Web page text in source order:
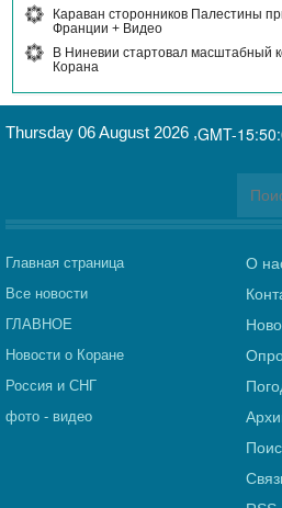
Караван сторонников Палестины
Франции + Видео
В Ниневии стартовал масштабный
Корана
GMT-
Thursday 06 August 2026 ,
Главная страница
Все новости
ГЛАВНОЕ
Новости о Коране
Россия и СНГ
фото - видео
О